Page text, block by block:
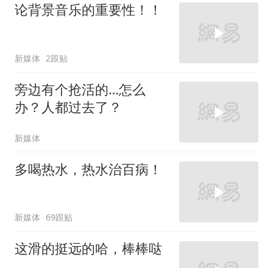
论背景音乐的重要性！！
新媒体 2跟贴
旁边有个抢活的…怎么
办？人都过去了？
新媒体
多喝热水，热水治百病！
新媒体 69跟贴
这滑的挺远的哈，棒棒哒